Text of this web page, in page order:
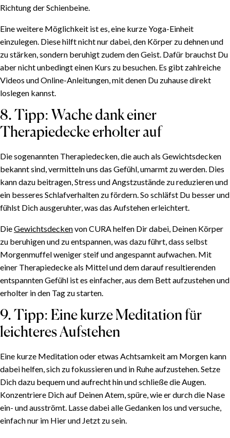
Richtung der Schienbeine.
Eine weitere Möglichkeit ist es, eine kurze Yoga-Einheit
einzulegen. Diese hilft nicht nur dabei, den Körper zu dehnen und
zu stärken, sondern beruhigt zudem den Geist. Dafür brauchst Du
aber nicht unbedingt einen Kurs zu besuchen. Es gibt zahlreiche
Videos und Online-Anleitungen, mit denen Du zuhause direkt
loslegen kannst.
8. Tipp: Wache dank einer
Therapiedecke erholter auf
Die sogenannten Therapiedecken, die auch als Gewichtsdecken
bekannt sind, vermitteln uns das Gefühl, umarmt zu werden. Dies
kann dazu beitragen, Stress und Angstzustände zu reduzieren und
ein besseres Schlafverhalten zu fördern. So schläfst Du besser und
fühlst Dich ausgeruhter, was das Aufstehen erleichtert.
DieGewichtsdeckenvon CURA helfen Dir dabei, Deinen Körper
zu beruhigen und zu entspannen, was dazu führt, dass selbst
Morgenmuffel weniger steif und angespannt aufwachen. Mit
einer Therapiedecke als Mittel und dem darauf resultierenden
entspannten Gefühl ist es einfacher, aus dem Bett aufzustehen und
erholter in den Tag zu starten.
9. Tipp: Eine kurze Meditation für
leichteres Aufstehen
Eine kurze Meditation oder etwas Achtsamkeit am Morgen kann
dabei helfen, sich zu fokussieren und in Ruhe aufzustehen. Setze
Dich dazu bequem und aufrecht hin und schließe die Augen.
Konzentriere Dich auf Deinen Atem, spüre, wie er durch die Nase
ein- und ausströmt. Lasse dabei alle Gedanken los und versuche,
einfach nur im Hier und Jetzt zu sein.
9. Tipp: Eine kurze Meditation für leichteres
10. Tipp: Eine belebende Dusche